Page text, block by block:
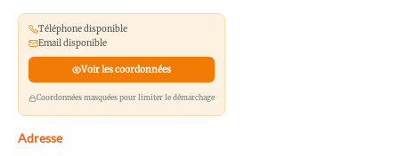
Téléphone disponible
Email disponible
Voir les coordonnées
Coordonnées masquées pour limiter le démarchage
Adresse